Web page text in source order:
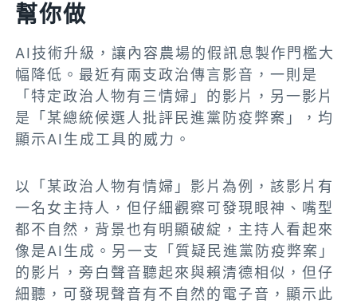
幫你做
AI技術升級，讓內容農場的假訊息製作門檻大
幅降低。最近有兩支政治傳言影音，一則是
「特定政治人物有三情婦」的影片，另一影片
是「某總統候選人批評民進黨防疫弊案」，均
顯示AI生成工具的威力。
以「某政治人物有情婦」影片為例，該影片有
一名女主持人，但仔細觀察可發現眼神、嘴型
都不自然，背景也有明顯破綻，主持人看起來
像是AI生成。 另一支「質疑民進黨防疫弊案」
的影片，旁白聲音聽起來與賴清德相似，但仔
細聽，可發現聲音有不自然的電子音，顯示此